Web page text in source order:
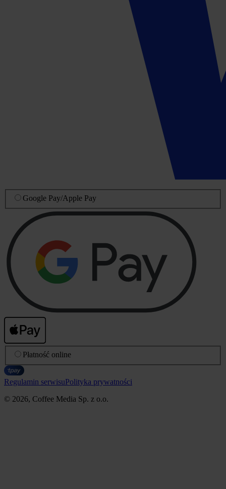
Google Pay/Apple Pay
Płatność online
Regulamin serwisuPolityka prywatności
© 2026, Coffee Media Sp. z o.o.